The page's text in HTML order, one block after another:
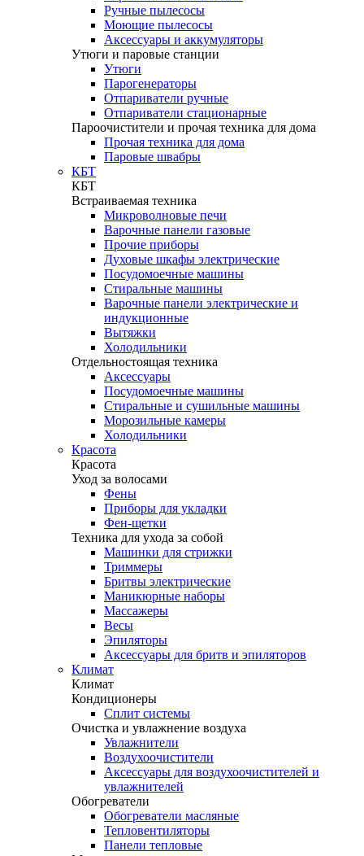
Ручные пылесосы
Моющие пылесосы
Аксессуары и аккумуляторы
Утюги и паровые станции
Утюги
Парогенераторы
Отпариватели ручные
Отпариватели стационарные
Пароочистители и прочая техника для дома
Прочая техника для дома
Паровые швабры
КБТ
КБТ
Встраиваемая техника
Микроволновые печи
Варочные панели газовые
Прочие приборы
Духовые шкафы электрические
Посудомоечные машины
Стиральные машины
Варочные панели электрические и
индукционные
Вытяжки
Холодильники
Отдельностоящая техника
Аксессуары
Посудомоечные машины
Стиральные и сушильные машины
Морозильные камеры
Холодильники
Красота
Красота
Уход за волосами
Фены
Приборы для укладки
Фен-щетки
Техника для ухода за собой
Машинки для стрижки
Триммеры
Бритвы электрические
Маникюрные наборы
Массажеры
Весы
Эпиляторы
Аксессуары для бритв и эпиляторов
Климат
Климат
Кондиционеры
Сплит системы
Очистка и увлажнение воздуха
Увлажнители
Воздухоочистители
Аксессуары для воздухоочистителей и
увлажнителей
Обогреватели
Обогреватели масляные
Тепловентиляторы
Панели тепловые